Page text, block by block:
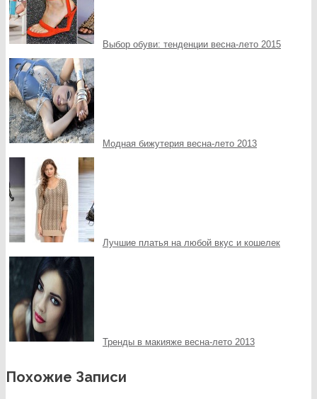
Выбор обуви: тенденции весна-лето 2015
Модная бижутерия весна-лето 2013
Лучшие платья на любой вкус и кошелек
Тренды в макияже весна-лето 2013
Похожие Записи